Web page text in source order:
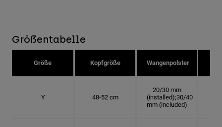
Größentabelle
Größe Kopfgröße Wangenpolster
Y 48-52 cm
20/30 mm
(installed);30/40
mm (included)